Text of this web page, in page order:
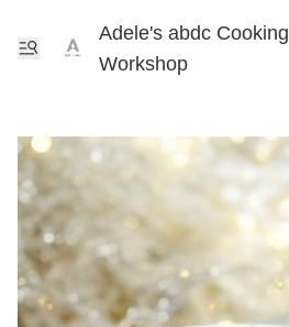
Adele's abdc Cooking
Workshop